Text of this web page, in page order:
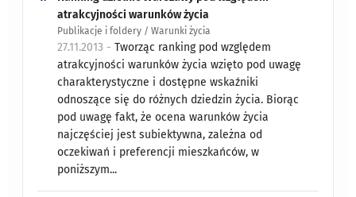
atrakcyjności warunków życia
Publikacje i foldery / Warunki życia
27.11.2013 -Tworząc ranking pod względem
atrakcyjności warunków życia wzięto pod uwagę
charakterystyczne i dostępne wskaźniki
odnoszące się do różnych dziedzin życia. Biorąc
pod uwagę fakt, że ocena warunków życia
najczęściej jest subiektywna, zależna od
oczekiwań i preferencji mieszkańców, w
poniższym...